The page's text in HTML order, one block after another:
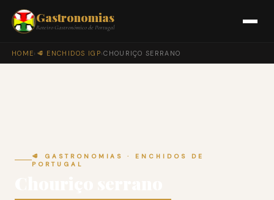
Gastronomias
Roteiro Gastronómico de Portugal
HOME› 🥩 ENCHIDOS IGP›CHOURIÇO SERRANO
🥩 GASTRONOMIAS · ENCHIDOS DE
PORTUGAL